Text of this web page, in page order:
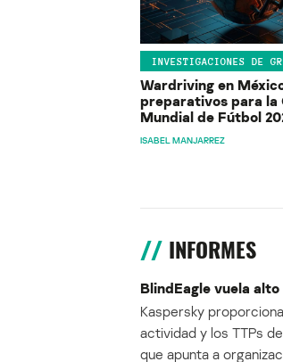
INVESTIGACIONES DE
Wardriving en
preparativos para la
Mundial de Fútbol
ISABEL MANJARREZ
INFORMES
BlindEagle vuela
Kaspersky
actividad y los TTPs
que apunta a